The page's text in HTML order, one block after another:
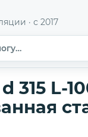
· с 2017
315 L-